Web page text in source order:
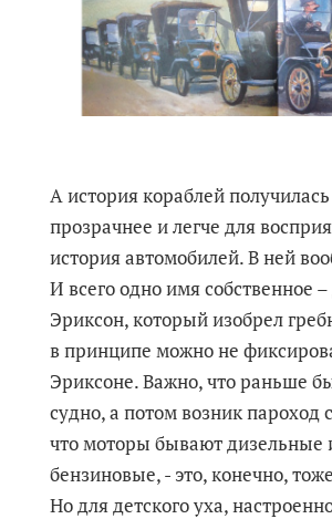
А история кораблей
прозрачнее и легче для
история автомобилей. В ней
И всего одно имя собственное
Эриксон, который изобрел
в принципе можно не
Эриксоне. Важно, что раньше
судно, а потом возник пароход
что моторы бывают дизельные
бензиновые, - это, конечно,
Но для детского уха,